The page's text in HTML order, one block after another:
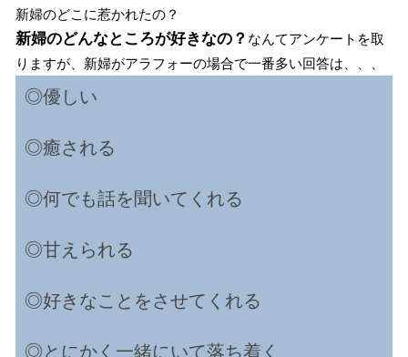
新婦のどこに惹かれたの？
新婦のどんなところが好きなの？ なんてアンケートを取
りますが、新婦がアラフォーの場合で一番多い回答は、、、
◎優しい
◎癒される
◎何でも話を聞いてくれる
◎甘えられる
◎好きなことをさせてくれる
◎とにかく一緒にいて落ち着く